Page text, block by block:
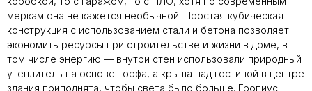
меркам она не кажется необычной. Простая кубическая
конструкция с использованием стали и бетона позволяет
экономить ресурсы при строительстве и жизни в доме, в
том числе энергию — внутри стен использовали природный
утеплитель на основе торфа, а крыша над гостиной в центре
здания приподнята, чтобы света было больше. Гропиус